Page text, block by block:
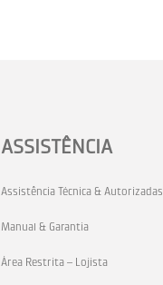
ASSISTÊNCIA
Assistência Técnica & Autorizadas
Manual & Garantia
Área Restrita – Lojista